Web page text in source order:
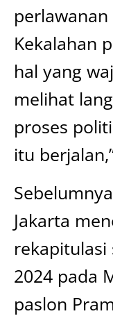
Kekalahan
hal yang
melihat
proses
itu
Jakarta
rekapitulasi
2024 pada
paslon